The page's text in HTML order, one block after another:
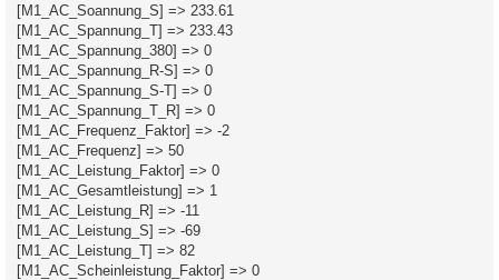
[M1_AC_Soannung_S] => 233.61
[M1_AC_Spannung_T] => 233.43
[M1_AC_Spannung_380] => 0
[M1_AC_Spannung_R-S] => 0
[M1_AC_Spannung_S-T] => 0
[M1_AC_Spannung_T_R] => 0
[M1_AC_Frequenz_Faktor] => -2
[M1_AC_Frequenz] => 50
[M1_AC_Leistung_Faktor] => 0
[M1_AC_Gesamtleistung] => 1
[M1_AC_Leistung_R] => -11
[M1_AC_Leistung_S] => -69
[M1_AC_Leistung_T] => 82
[M1_AC_Scheinleistung_Faktor] => 0